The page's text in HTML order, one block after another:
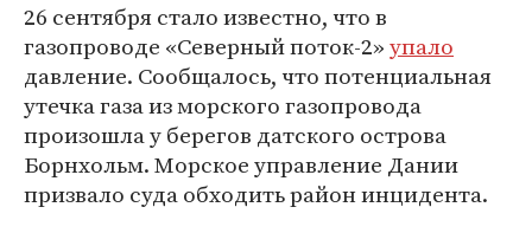
26 сентября стало известно, что в
газопроводе «Северный поток-2»упало
давление. Сообщалось, что потенциальная
утечка газа из морского газопровода
произошла у берегов датского острова
Борнхольм. Морское управление Дании
призвало суда обходить район инцидента.